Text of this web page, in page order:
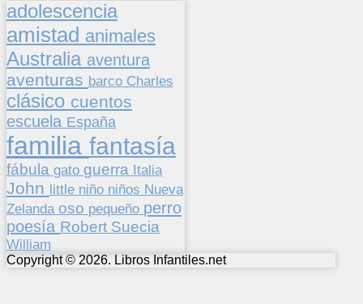
adolescencia
amistad animales
Australia aventura
aventuras barco Charles
clásico cuentos
escuela España
familia fantasía
fábula gato guerra Italia
John little niño niños Nueva
Zelanda oso pequeño perro
poesía Robert Suecia
William
Copyright © 2026. Libros Infantiles.net